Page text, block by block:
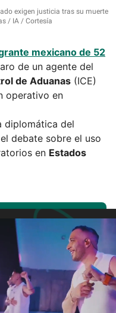
exigen justicia tras su muerte
IA / Cortesía
mexicano de 52
de un agente del
de Aduanas (ICE)
operativo en
diplomática del
debate sobre el uso
en Estados
Contacto